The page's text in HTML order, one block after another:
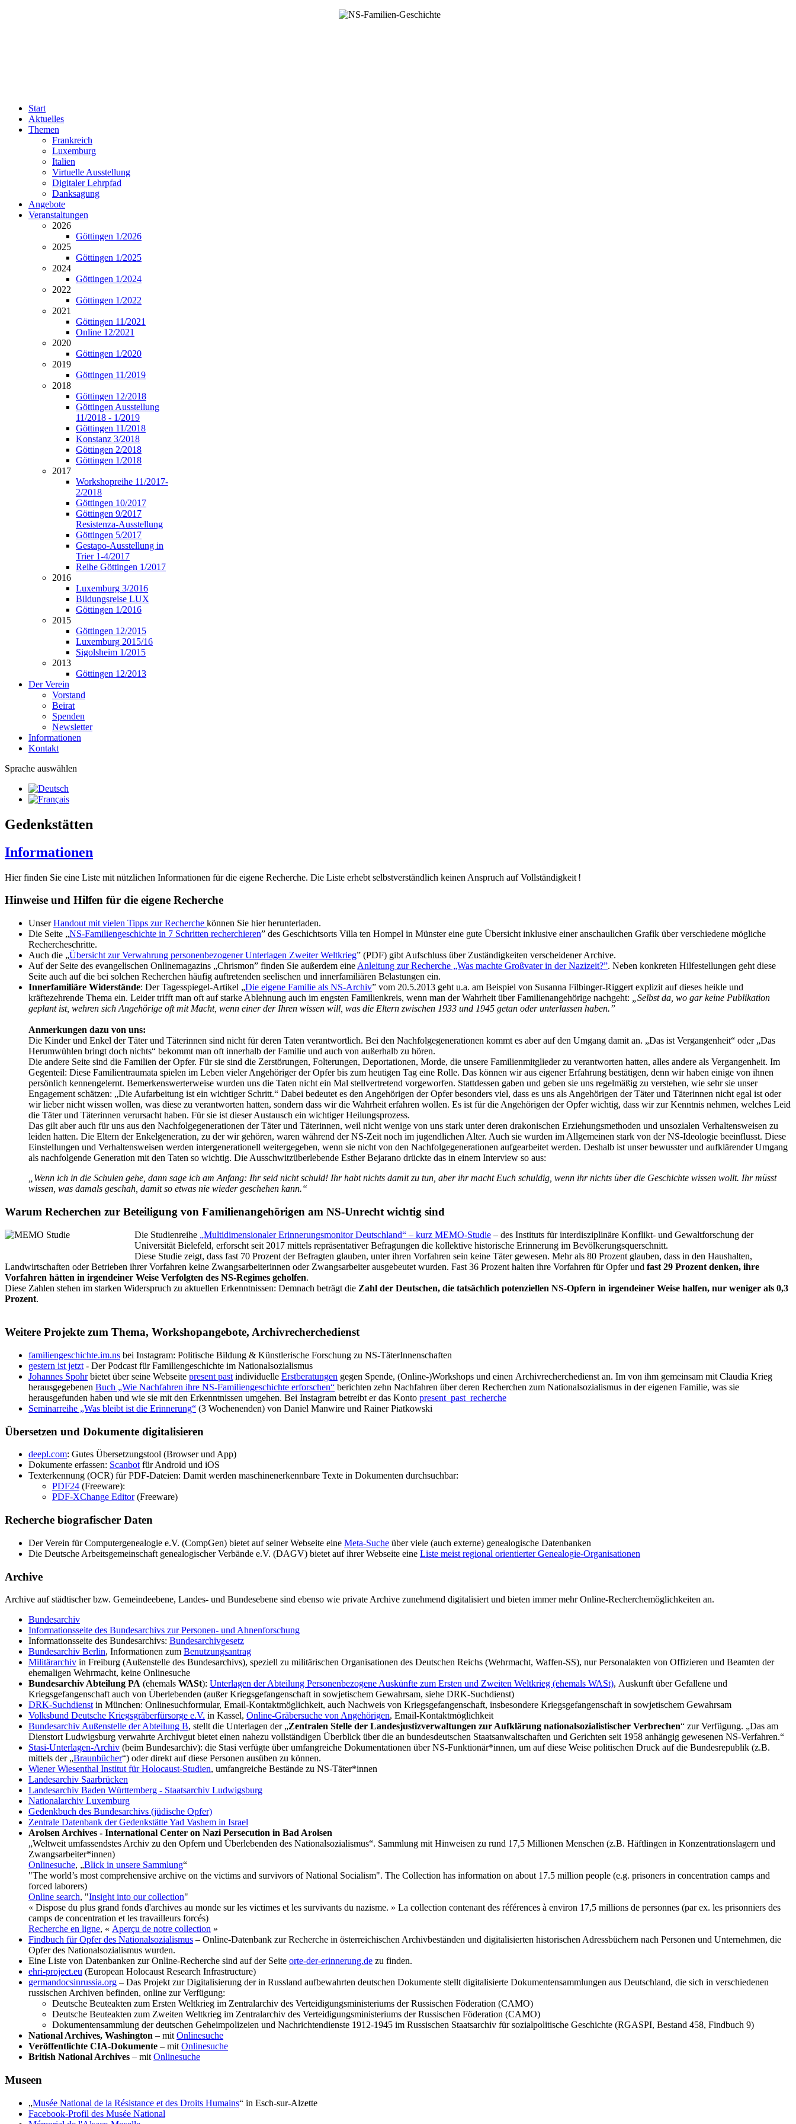
Start
Aktuelles
Themen
Frankreich
Luxemburg
Italien
Virtuelle Ausstellung
Digitaler Lehrpfad
Danksagung
Angebote
Veranstaltungen
2026
Göttingen 1/2026
2025
Göttingen 1/2025
2024
Göttingen 1/2024
2022
Göttingen 1/2022
2021
Göttingen 11/2021
Online 12/2021
2020
Göttingen 1/2020
2019
Göttingen 11/2019
2018
Göttingen 12/2018
Göttingen Ausstellung
11/2018 - 1/2019
Göttingen 11/2018
Konstanz 3/2018
Göttingen 2/2018
Göttingen 1/2018
2017
Workshopreihe 11/2017-
2/2018
Göttingen 10/2017
Göttingen 9/2017
Resistenza-Ausstellung
Göttingen 5/2017
Gestapo-Ausstellung in
Trier 1-4/2017
Reihe Göttingen 1/2017
2016
Luxemburg 3/2016
Bildungsreise LUX
Göttingen 1/2016
2015
Göttingen 12/2015
Luxemburg 2015/16
Sigolsheim 1/2015
2013
Göttingen 12/2013
Der Verein
Vorstand
Beirat
Spenden
Newsletter
Informationen
Kontakt
Sprache auswählen
Gedenkstätten
Informationen
Hier finden Sie eine Liste mit nützlichen Informationen für die eigene Recherche. Die Liste erhebt selbstverständlich keinen Anspruch auf Vollständigkeit !
Hinweise und Hilfen für die eigene Recherche
UnserHandout mit vielen Tipps zur Recherche können Sie hier herunterladen.
Die Seite „NS-Familiengeschichte in 7 Schritten recherchieren” des Geschichtsorts Villa ten Hompel in Münster eine gute Übersicht inklusive einer anschaulichen Grafik über verschiedene mögliche
Rechercheschritte.
Auch die „Übersicht zur Verwahrung personenbezogener Unterlagen Zweiter Weltkrieg” (PDF) gibt Aufschluss über Zuständigkeiten verscheidener Archive.
Auf der Seite des evangelischen Onlinemagazins „Chrismon” finden Sie außerdem eine Anleitung zur Recherche „Was machte Großvater in der Nazizeit?”. Neben konkreten Hilfestellungen geht diese
Seite auch auf die bei solchen Recherchen häufig auftretenden seelischen und innerfamiliären Belastungen ein.
Innerfamiliäre Widerstände: Der Tagesspiegel-Artikel „Die eigene Familie als NS-Archiv” vom 20.5.2013 geht u.a. am Beispiel von Susanna Filbinger-Riggert explizit auf dieses heikle und
kräftezehrende Thema ein. Leider trifft man oft auf starke Ablehnung auch im engsten Familienkreis, wenn man der Wahrheit über Familienangehörige nachgeht:
„Selbst da, wo gar keine Publikation
geplant ist, wehren sich Angehörige oft mit Macht, wenn einer der Ihren wissen will, was die Eltern zwischen 1933 und 1945 getan oder unterlassen haben.”
Anmerkungen dazu von uns:
Die Kinder und Enkel der Täter und Täterinnen sind nicht für deren Taten verantwortlich. Bei den Nachfolge­generationen kommt es aber auf den Umgang damit an. „Das ist Vergangenheit“ oder „Das
Herumwühlen bringt doch nichts“ bekommt man oft innerhalb der Familie und auch von außerhalb zu hören.
Die andere Seite sind die Familien der Opfer. Für sie sind die Zerstörungen, Folterungen, Deportationen, Morde, die unsere Familien­mitglieder zu verantworten hatten, alles andere als Vergangenheit. Im
Gegenteil: Diese Familientraumata spielen im Leben vieler Angehöriger der Opfer bis zum heutigen Tag eine Rolle. Das können wir aus eigener Erfahrung bestätigen, denn wir haben einige von ihnen
persönlich kennen­gelernt. Bemerkens­werter­weise wurden uns die Taten nicht ein Mal stell­vertretend vorgeworfen. Stattdessen gaben und geben sie uns regelmäßig zu verstehen, wie sehr sie unser
Engagement schätzen: „Die Aufarbeitung ist ein wichtiger Schritt.“ Dabei bedeutet es den Angehörigen der Opfer besonders viel, dass es uns als Angehörigen der Täter und Täterinnen nicht egal ist oder
wir lieber nicht wissen wollen, was diese zu verantworten hatten, sondern dass wir die Wahrheit erfahren wollen. Es ist für die Angehörigen der Opfer wichtig, dass wir zur Kenntnis nehmen, welches Leid
die Täter und Täterinnen verursacht haben. Für sie ist dieser Austausch ein wichtiger Heilungsprozess.
Das gilt aber auch für uns aus den Nachfolge­generationen der Täter und Täterinnen, weil nicht wenige von uns stark unter deren drakonischen Erziehungs­methoden und unsozialen Verhaltens­weisen zu
leiden hatten. Die Eltern der Enkelgeneration, zu der wir gehören, waren während der NS-Zeit noch im jugendlichen Alter. Auch sie wurden im Allgemeinen stark von der NS-Ideologie beeinflusst. Diese
Einstellungen und Verhaltensweisen werden inter­generationell weiter­gegeben, wenn sie nicht von den Nachfolge­generationen aufgearbeitet werden. Deshalb ist unser bewusster und aufklärender Umgang
als nachfolgende Generation mit den Taten so wichtig. Die Ausschwitz­überlebende Esther Bejarano drückte das in einem Interview so aus:
„Wenn ich in die Schulen gehe, dann sage ich am Anfang: Ihr seid nicht schuld! Ihr habt nichts damit zu tun, aber ihr macht Euch schuldig, wenn ihr nichts über die Geschichte wissen wollt. Ihr müsst
wissen, was damals geschah, damit so etwas nie wieder geschehen kann.“
Warum Recherchen zur Beteiligung von Familien­angehörigen am NS-Unrecht wichtig sind
Die Studien­reihe „Multi­dimensionaler Erinnerungs­monitor Deutschland“ – kurz MEMO-Studie – des Instituts für interdisziplinäre Konflikt- und Gewaltforschung der
Universität Bielefeld, erforscht seit 2017 mittels repräsentativer Befragungen die kollektive historische Erinnerung im Bevölkerungsquerschnitt.
Diese Studie zeigt, dass fast 70 Prozent der Befragten glauben, unter ihren Vorfahren sein keine Täter gewesen. Mehr als 80 Prozent glauben, dass in den Haushalten,
Landwirtschaften oder Betrieben ihrer Vorfahren keine Zwangsarbeiterinnen oder Zwangsarbeiter ausgebeutet wurden. Fast 36 Prozent halten ihre Vorfahren für Opfer und fast 29 Prozent denken, ihre
Vorfahren hätten in irgendeiner Weise Verfolgten des NS-Regimes geholfen.
Diese Zahlen stehen im starken Widerspruch zu aktuellen Erkenntnissen: Demnach beträgt die Zahl der Deutschen, die tatsächlich potenziellen NS-Opfern in irgendeiner Weise halfen, nur weniger als 0,3
Prozent.
Weitere Projekte zum Thema, Workshopangebote, Archivrecherchedienst
familiengeschichte.im.ns bei Instagram: Politische Bildung & Künstlerische Forschung zu NS-TäterInnenschaften
gestern ist jetzt - Der Podcast für Familiengeschichte im Nationalsozialismus
Johannes Spohrbietet über seine Webseite present past individuelle Erstberatungen gegen Spende, (Online-)Workshops und einen Archivrecherchedienst an. Im von ihm gemeinsam mit Claudia Krieg
herausgegebenen Buch „Wie Nachfahren ihre NS-Familiengeschichte erforschen“ berichten zehn Nachfahren über deren Recherchen zum Nationalsozialismus in der eigenen Familie, was sie
herausgefunden haben und wie sie mit den Erkenntnissen umgehen. Bei Instagram betreibt er das Konto present_past_recherche
Seminarreihe „Was bleibt ist die Erinnerung“ (3 Wochenenden) von Daniel Manwire und Rainer Piatkowski
Übersetzen und Dokumente digitalisieren
deepl.com: Gutes Übersetzungstool (Browser und App)
Dokumente erfassen: Scanbotfür Android und iOS
Texterkennung (OCR) für PDF-Dateien: Damit werden maschinenerkennbare Texte in Dokumenten durchsuchbar:
PDF24 (Freeware):
PDF-XChange Editor(Freeware)
Recherche biografischer Daten
Der Verein für Computergenealogie e.V. (CompGen) bietet auf seiner Webseite eine Meta-Suche über viele (auch externe) genealogische Datenbanken
Die Deutsche Arbeitsgemeinschaft genealogischer Verbände e.V. (DAGV) bietet auf ihrer Webseite eine Liste meist regional orientierter Genealogie-Organisationen
Archive
Archive auf städtischer bzw. Gemeindeebene, Landes- und Bundesebene sind ebenso wie private Archive zunehmend digitalisiert und bieten immer mehr Online-Recherchemöglichkeiten an.
Bundesarchiv
Informationsseite des Bundesarchivs zur Personen- und Ahnenforschung
Informationsseite des Bundesarchivs: Bundesarchivgesetz
Bundesarchiv Berlin, Informationen zum Benutzungsantrag
Militärarchiv in Freiburg (Außenstelle des Bundesarchivs), speziell zu militärischen Organisationen des Deutschen Reichs (Wehrmacht, Waffen-SS), nur Personalakten von Offizieren und Beamten der
ehemaligen Wehrmacht, keine Onlinesuche
Bundesarchiv Abteilung PA (ehemals WASt): Unterlagen der Abteilung Personenbezogene Auskünfte zum Ersten und Zweiten Weltkrieg (ehemals WASt), Auskunft über Gefallene und
Kriegsgefangenschaft auch von Überlebenden (außer Kriegsgefangenschaft in sowjetischem Gewahrsam, siehe DRK-Suchdienst)
DRK-Suchdienst in München: Onlinesuchformular, Email-Kontaktmöglichkeit, auch Nachweis von Kriegsgefangenschaft, insbesondere Kriegsgefangenschaft in sowjetischem Gewahrsam
Volksbund Deutsche Kriegsgräberfürsorge e.V. in Kassel, Online-Gräbersuche von Angehörigen, Email-Kontaktmöglichkeit
Bundesarchiv Außenstelle der Abteilung B, stellt die Unterlagen der „Zentralen Stelle der Landesjustizverwaltungen zur Aufklärung nationalsozialistischer Verbrechen“ zur Verfügung. „Das am
Dienstort Ludwigsburg verwahrte Archivgut bietet einen nahezu vollständigen Überblick über die an bundesdeutschen Staatsanwaltschaften und Gerichten seit 1958 anhängig gewesenen NS-Verfahren.“
Stasi-Unterlagen-Archiv (beim Bundesarchiv): die Stasi verfügte über umfangreiche Dokumentationen über NS-Funktionär*innen, um auf diese Weise politischen Druck auf die Bundesrepublik (z.B.
mittels der „Braunbücher“) oder direkt auf diese Personen ausüben zu können.
Wiener Wiesenthal Institut für Holocaust-Studien, umfangreiche Bestände zu NS-Täter*innen
Landesarchiv Saarbrücken
Landesarchiv Baden Württemberg - Staatsarchiv Ludwigsburg
Nationalarchiv Luxemburg
Gedenkbuch des Bundesarchivs (jüdische Opfer)
Zentrale Datenbank der Gedenkstätte Yad Vashem in Israel
Arolsen Archives - International Center on Nazi Persecution in Bad Arolsen
„Weltweit umfassendstes Archiv zu den Opfern und Überlebenden des Nationalsozialismus“. Sammlung mit Hinweisen zu rund 17,5 Millionen Menschen (z.B. Häftlingen in Konzentrations­lagern und
Zwangsarbeiter*innen)
Onlinesuche, „Blick in unsere Sammlung“
"The world’s most comprehensive archive on the victims and survivors of National Socialism". The Collection has information on about 17.5 million people (e.g. prisoners in concentration camps and
forced laborers)
Online search, "Insight into our collection"
« Dispose du plus grand fonds d'archives au monde sur les victimes et les survivants du nazisme. » La collection contenant des références à environ 17,5 millions de personnes (par ex. les prisonniers des
camps de concentration et les travailleurs forcés)
Recherche en ligne, « Aperçu de notre collection »
Findbuch für Opfer des Nationalsozialismus – Online-Datenbank zur Recherche in österreichischen Archivbeständen und digitalisierten historischen Adressbüchern nach Personen und Unternehmen, die
Opfer des Nationalsozialismus wurden.
Eine Liste von Datenbanken zur Online-Recherche sind auf der Seite orte-der-erinnerung.de zu finden.
ehri-project.eu (European Holocaust Research Infrastructure)
germandocsinrussia.org – Das Projekt zur Digitalisierung der in Russland aufbewahrten deutschen Dokumente stellt digitalisierte Dokumentensammlungen aus Deutschland, die sich in verschiedenen
russischen Archiven befinden, online zur Verfügung:
Deutsche Beuteakten zum Ersten Weltkrieg im Zentralarchiv des Verteidigungsministeriums der Russischen Föderation (CAMO)
Deutsche Beuteakten zum Zweiten Weltkrieg im Zentralarchiv des Verteidigungsministeriums der Russischen Föderation (CAMO)
Dokumentensammlung der deutschen Geheimpolizeien und Nachrichtendienste 1912-1945 im Russischen Staatsarchiv für sozialpolitische Geschichte (RGASPI, Bestand 458, Findbuch 9)
National Archives, Washington – mit Onlinesuche
Veröffentlichte CIA-Dokumente – mit Onlinesuche
British National Archives – mit Onlinesuche
Museen
„Musée National de la Résistance et des Droits Humains“ in Esch-sur-Alzette
Facebook-Profil des Musée National